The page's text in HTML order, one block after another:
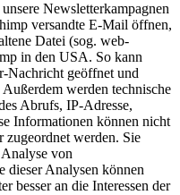
Newsletterkampagnen
versandte E-Mail öffnen,
Datei (sog. web-
in den USA. So kann
Nachricht geöffnet und
werden technische
Abrufs, IP-Adresse,
Informationen können nicht
werden. Sie
von
dieser Analysen können
besser an die Interessen der